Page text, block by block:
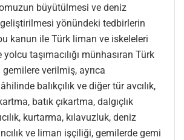
büyütülmesi ve deniz
geliştirilmesi yönündeki tedbirlerin
kanun ile Türk liman ve iskeleleri
taşımacılığı münhasıran Türk
gemilere verilmiş, ayrıca
balıkçılık ve diğer tür avcılık,
batık çıkartma, dalgıçlık
kurtarma, kılavuzluk, deniz
ve liman işçiliği, gemilerde gemi